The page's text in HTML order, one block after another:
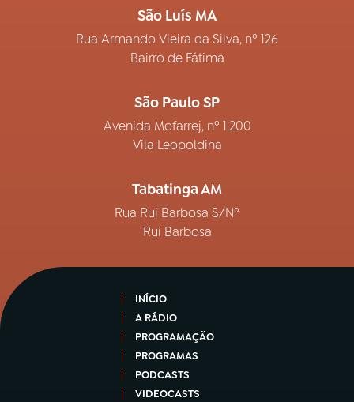
São Luís MA
Rua Armando Vieira da Silva, nº 126
Bairro de Fátima
São Paulo SP
Avenida Mofarrej, nº 1.200
Vila Leopoldina
Tabatinga AM
Rua Rui Barbosa S/Nº
Rui Barbosa
INÍCIO
A RÁDIO
PROGRAMAÇÃO
PROGRAMAS
PODCASTS
VIDEOCASTS